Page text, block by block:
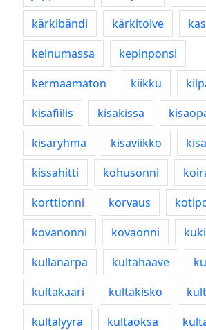
kärkibändi
kärkitoive
keinumassa
kepinponsi
kermaamaton
kiikku
kisafiilis
kisakissa
kisaryhmä
kisaviikko
kissahitti
kohusonni
korttionni
korvaus
kovanonni
kovaonni
kullanarpa
kultahaave
kultakaari
kultakisko
kultalyyra
kultaoksa